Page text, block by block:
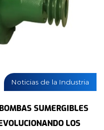
Noticias de la Industria
SUMERGIBLES
LOS